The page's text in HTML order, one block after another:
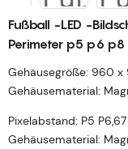
Fußball -LED -
Perimeter p5 p6
Gehäusegröße: 960
Gehäusematerial:
Pixelabstand: P5 P6,67
Gehäusematerial: